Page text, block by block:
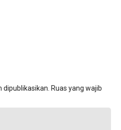
Ruas yang wajib